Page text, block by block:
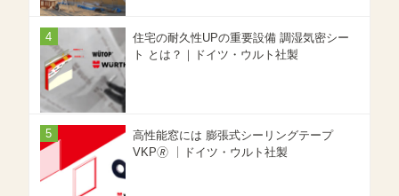
住宅の耐久性UPの重要設備 調湿気密シー
ト とは？｜ドイツ・ウルト社製
高性能窓には 膨張式シーリングテープ
VKP🄬 ｜ドイツ・ウルト社製